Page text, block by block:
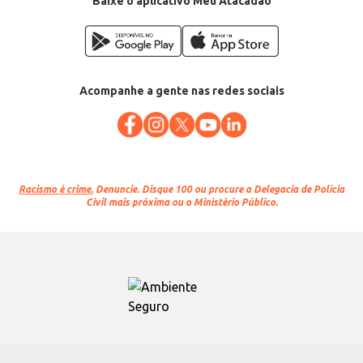
Acompanhe a gente nas redes sociais
Racismo é crime. Denuncie. Disque 100 ou procure a Delegacia de Polícia
Civil mais próxima ou o Ministério Público.